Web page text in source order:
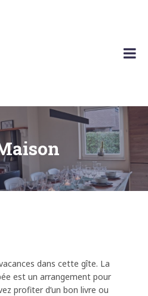
dans cette gîte. La
est un arrangement pour
profiter d’un bon livre ou